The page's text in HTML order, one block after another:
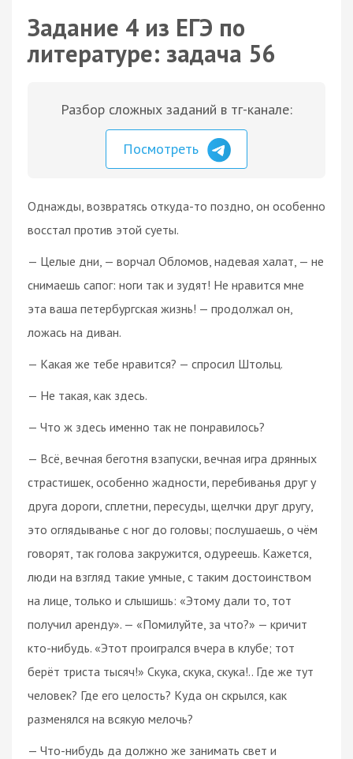
Задание 4 из ЕГЭ по
литературе: задача 56
Разбор сложных заданий в тг-канале:
Посмотреть
Однажды, возвратясь откуда-то поздно, он особенно
восстал против этой суеты.
— Целые дни, — ворчал Обломов, надевая халат, — не
снимаешь сапог: ноги так и зудят! Не нравится мне
эта ваша петербургская жизнь! — продолжал он,
ложась на диван.
— Какая же тебе нравится? — спросил Штольц.
— Не такая, как здесь.
— Что ж здесь именно так не понравилось?
— Всё, вечная беготня взапуски, вечная игра дрянных
страстишек, особенно жадности, перебиванья друг у
друга дороги, сплетни, пересуды, щелчки друг другу,
это оглядыванье с ног до головы; послушаешь, о чём
говорят, так голова закружится, одуреешь. Кажется,
люди на взгляд такие умные, с таким достоинством
на лице, только и слышишь: «Этому дали то, тот
получил аренду». — «Помилуйте, за что?» — кричит
кто-нибудь. «Этот проигрался вчера в клубе; тот
берёт триста тысяч!» Скука, скука, скука!.. Где же тут
человек? Где его целость? Куда он скрылся, как
разменялся на всякую мелочь?
— Что-нибудь да должно же занимать свет и